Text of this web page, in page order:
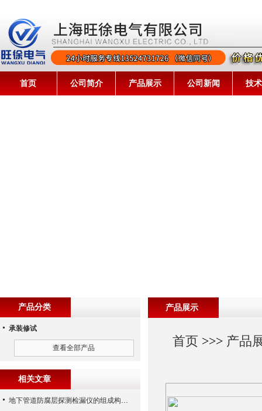
首页 公司简介 产品展示 公司新闻 技
产品展示
首页 >>> 产品
产品分类
承装修试
查看全部产品
相关文章
地下管道防腐层探测检漏仪的组成构造分析阐述要点